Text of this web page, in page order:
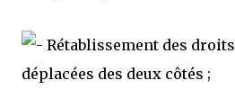
Rétablissement des
déplacées des deux côtés ;